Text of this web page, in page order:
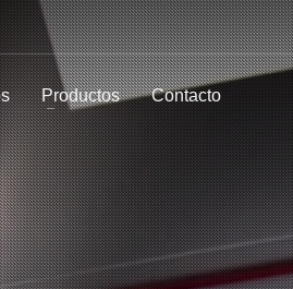
Productos Contacto